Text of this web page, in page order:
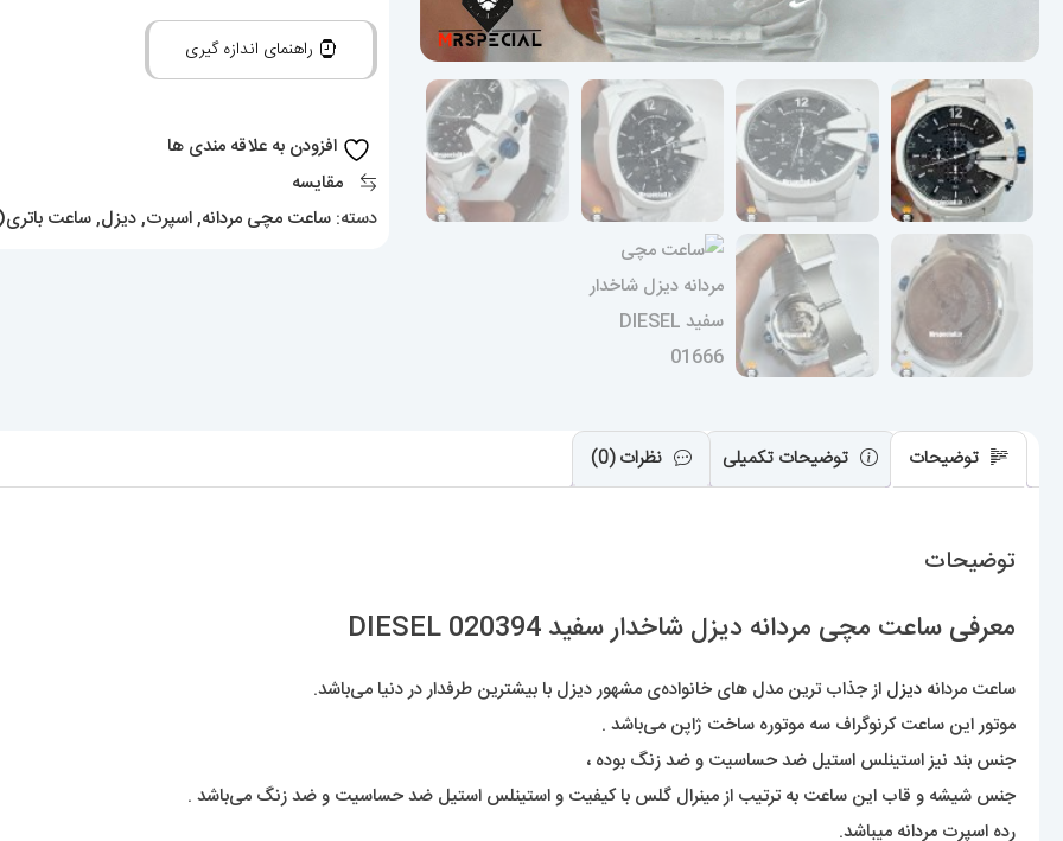
دیزل
شاخدار
DIESEL
020394
راهنمای اندازه گیری
افزودن به علاقه مندی ها
مقایسه
دسته: ساعت مچی مردانه,اسپرت,دیزل,ساعت
توضیحات توضیحات تکمیلی نظرات (0)
توضیحات
معرفی ساعت مچی مردانه دیزل شاخدار سفید DIESEL 020394
ساعت مردانه دیزل از جذاب ترین مدل های خانواده‌ی مشهور دیزل با بیشترین طرفدار در دنیا می‌باشد.
موتور این ساعت کرنوگراف سه موتوره ساخت ژاپن می‌باشد .
جنس بند نیز استینلس استیل ضد حساسیت و ضد زنگ بوده ،
جنس شیشه و قاب این ساعت به ترتیب از مینرال گلس با کیفیت و استینلس استیل ضد حساسیت و ضد زنگ می‌باشد .
رده اسپرت مردانه میباشد.